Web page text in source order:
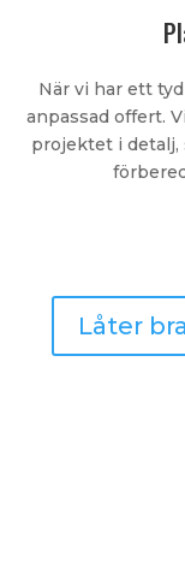
När vi har ett
anpassad offert.
projektet i
Låter